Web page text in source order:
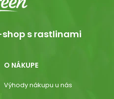
s rastlinami
O NÁKUPE
Výhody nákupu u nás